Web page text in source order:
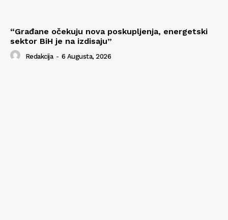
“Građane očekuju nova poskupljenja, energetski
sektor BiH je na izdisaju”
Redakcija - 6 Augusta, 2026